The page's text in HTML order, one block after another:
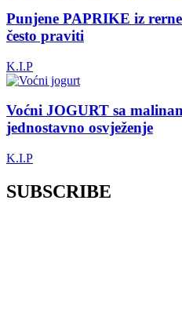
Punjene PAPRIKE iz
često praviti
K.I.P
Voćni JOGURT sa
jednostavno osvježenje
K.I.P
SUBSCRIBE